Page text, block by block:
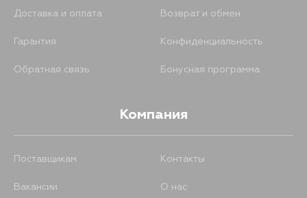
Доставка и оплата Возврат и обмен
Гарантия Конфиденциальность
Обратная связь Бонусная программа
Компания
Поставщикам Контакты
Вакансии О нас